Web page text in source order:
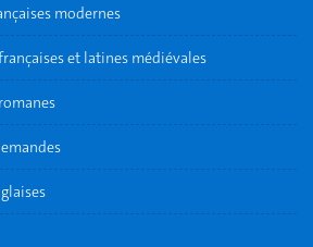
modernes
et latines médiévales